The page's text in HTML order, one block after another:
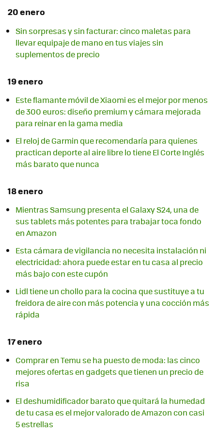
20 enero
Sin sorpresas y sin facturar: cinco maletas para
llevar equipaje de mano en tus viajes sin
suplementos de precio
19 enero
Este flamante móvil de Xiaomi es el mejor por menos
de 300 euros: diseño premium y cámara mejorada
para reinar en la gama media
El reloj de Garmin que recomendaría para quienes
practican deporte al aire libre lo tiene El Corte Inglés
más barato que nunca
18 enero
Mientras Samsung presenta el Galaxy S24, una de
sus tablets más potentes para trabajar toca fondo
en Amazon
Esta cámara de vigilancia no necesita instalación ni
electricidad: ahora puede estar en tu casa al precio
más bajo con este cupón
Lidl tiene un chollo para la cocina que sustituye a tu
freidora de aire con más potencia y una cocción más
rápida
17 enero
Comprar en Temu se ha puesto de moda: las cinco
mejores ofertas en gadgets que tienen un precio de
risa
El deshumidificador barato que quitará la humedad
de tu casa es el mejor valorado de Amazon con casi
5 estrellas